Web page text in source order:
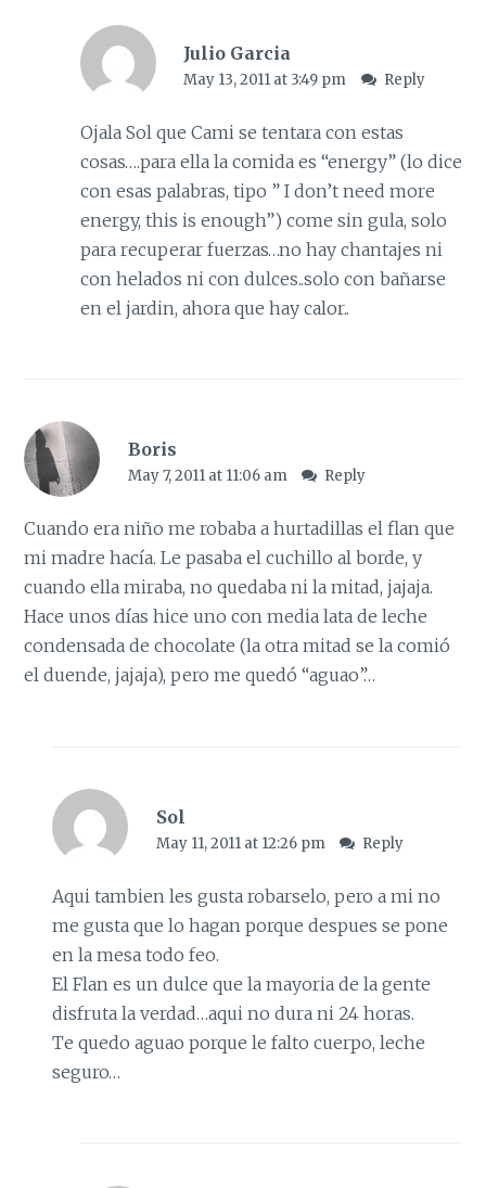
Julio Garcia
May 13, 2011 at 3:49 pm Reply
Ojala Sol que Cami se tentara con estas
cosas….para ella la comida es “energy” (lo dice
con esas palabras, tipo ” I don’t need more
energy, this is enough”) come sin gula, solo
para recuperar fuerzas…no hay chantajes ni
con helados ni con dulces..solo con bañarse
en el jardin, ahora que hay calor..
Boris
May 7, 2011 at 11:06 am Reply
Cuando era niño me robaba a hurtadillas el flan que
mi madre hacía. Le pasaba el cuchillo al borde, y
cuando ella miraba, no quedaba ni la mitad, jajaja.
Hace unos días hice uno con media lata de leche
condensada de chocolate (la otra mitad se la comió
el duende, jajaja), pero me quedó “aguao”…
Sol
May 11, 2011 at 12:26 pm Reply
Aqui tambien les gusta robarselo, pero a mi no
me gusta que lo hagan porque despues se pone
en la mesa todo feo.
El Flan es un dulce que la mayoria de la gente
disfruta la verdad…aqui no dura ni 24 horas.
Te quedo aguao porque le falto cuerpo, leche
seguro…